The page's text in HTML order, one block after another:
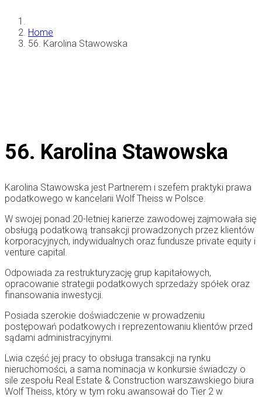
Home
56. Karolina Stawowska
56. Karolina Stawowska
Karolina Stawowska jest Partnerem i szefem praktyki prawa
podatkowego w kancelarii Wolf Theiss w Polsce.
W swojej ponad 20-letniej karierze zawodowej zajmowała się
obsługą podatkową transakcji prowadzonych przez klientów
korporacyjnych, indywidualnych oraz fundusze private equity i
venture capital.
Odpowiada za restrukturyzację grup kapitałowych,
opracowanie strategii podatkowych sprzedaży spółek oraz
finansowania inwestycji.
Posiada szerokie doświadczenie w prowadzeniu
postępowań podatkowych i reprezentowaniu klientów przed
sądami administracyjnymi.
Lwia część jej pracy to obsługa transakcji na rynku
nieruchomości, a sama nominacja w konkursie świadczy o
sile zespołu Real Estate & Construction warszawskiego biura
Wolf Theiss, który w tym roku awansował do Tier 2 w